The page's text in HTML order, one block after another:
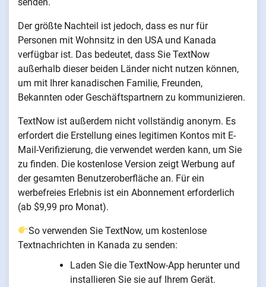
Der größte Nachteil ist jedoch, dass es nur für
Personen mit Wohnsitz in den USA und Kanada
verfügbar ist. Das bedeutet, dass Sie TextNow
außerhalb dieser beiden Länder nicht nutzen können,
um mit Ihrer kanadischen Familie, Freunden,
Bekannten oder Geschäftspartnern zu kommunizieren.
TextNow ist außerdem nicht vollständig anonym. Es
erfordert die Erstellung eines legitimen Kontos mit E-
Mail-Verifizierung, die verwendet werden kann, um Sie
zu finden. Die kostenlose Version zeigt Werbung auf
der gesamten Benutzeroberfläche an. Für ein
werbefreies Erlebnis ist ein Abonnement erforderlich
(ab $9,99 pro Monat).
So verwenden Sie TextNow, um kostenlose
Textnachrichten in Kanada zu senden:
Laden Sie die TextNow-App herunter und
installieren Sie sie auf Ihrem Gerät.